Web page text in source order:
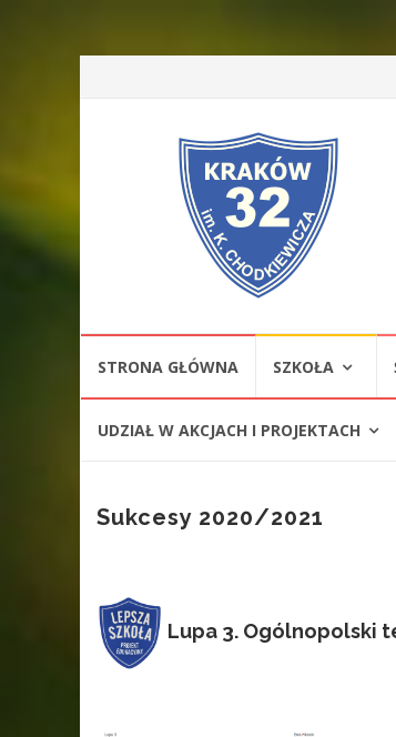
treści
STRONA GŁÓWNA SZKOŁA
UDZIAŁ W AKCJACH I PROJEKTACH
Sukcesy 2020/2021
Lupa 3. Ogólnopolski